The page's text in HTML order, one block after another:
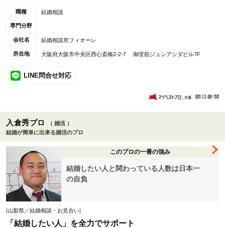
職種 結婚相談
専門分野
会社名 結婚相談所フィオーレ
所在地 大阪府大阪市中央区西心斎橋2-2-7 御堂筋ジュンアシダビル7F
LINE問合せ対応
入倉秀プロ
（ 婚活 ）
結婚が簡単に出来る婚活のプロ
このプロの一番の強み
結婚したい人と関わっている人数は日本一
の自負
[山梨県／結婚相談・お見合い]
「結婚したい人」を全力でサポート